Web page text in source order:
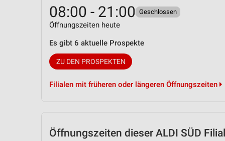
08:00 - 21:00 Geschlossen
Öffnungszeiten heute
Es gibt 6 aktuelle Prospekte
ZU DEN PROSPEKTEN
Filialen mit früheren oder längeren Öffnungszeiten
Öffnungszeiten dieser ALDI SÜD